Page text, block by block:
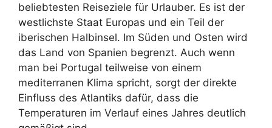
beliebtesten Reiseziele für Urlauber. Es ist der
westlichste Staat Europas und ein Teil der
iberischen Halbinsel. Im Süden und Osten wird
das Land von Spanien begrenzt. Auch wenn
man bei Portugal teilweise von einem
mediterranen Klima spricht, sorgt der direkte
Einfluss des Atlantiks dafür, dass die
Temperaturen im Verlauf eines Jahres deutlich